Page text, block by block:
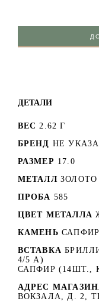
ДЕТАЛИ
ВЕС 2.62 Г
БРЕНД НЕ
РАЗМЕР 17.0
МЕТАЛЛ ЗОЛОТО
ПРОБА 585
ЦВЕТ МЕТАЛЛА
КАМЕНЬ САПФИР
ВСТАВКА
4/5 А)
САПФИР (14ШТ.,
АДРЕС
ВОКЗАЛА, Д. 2,